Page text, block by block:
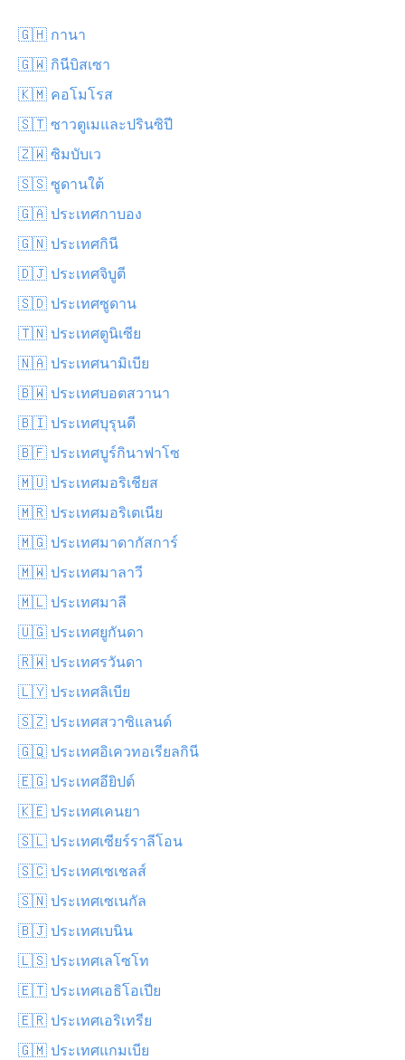
🇬🇭 กานา
🇬🇼 กินีบิสเซา
🇰🇲 คอโมโรส
🇸🇹 ซาวตูเมและปรินซิปี
🇿🇼 ซิมบับเว
🇸🇸 ซูดานใต้
🇬🇦 ประเทศกาบอง
🇬🇳 ประเทศกินี
🇩🇯 ประเทศจิบูตี
🇸🇩 ประเทศซูดาน
🇹🇳 ประเทศตูนิเซีย
🇳🇦 ประเทศนามิเบีย
🇧🇼 ประเทศบอตสวานา
🇧🇮 ประเทศบุรุนดี
🇧🇫 ประเทศบูร์กินาฟาโซ
🇲🇺 ประเทศมอริเชียส
🇲🇷 ประเทศมอริเตเนีย
🇲🇬 ประเทศมาดากัสการ์
🇲🇼 ประเทศมาลาวี
🇲🇱 ประเทศมาลี
🇺🇬 ประเทศยูกันดา
🇷🇼 ประเทศรวันดา
🇱🇾 ประเทศลิเบีย
🇸🇿 ประเทศสวาซิแลนด์
🇬🇶 ประเทศอิเควทอเรียลกินี
🇪🇬 ประเทศอียิปต์
🇰🇪 ประเทศเคนยา
🇸🇱 ประเทศเซียร์ราลีโอน
🇸🇨 ประเทศเซเชลส์
🇸🇳 ประเทศเซเนกัล
🇧🇯 ประเทศเบนิน
🇱🇸 ประเทศเลโซโท
🇪🇹 ประเทศเอธิโอเปีย
🇪🇷 ประเทศเอริเทรีย
🇬🇲 ประเทศแกมเบีย